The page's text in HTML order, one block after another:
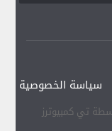
سياسة الخصوصية
تي كمبيوترز